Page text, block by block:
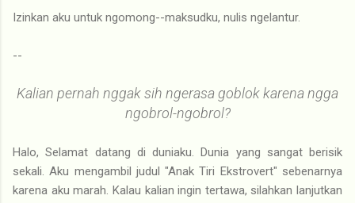
Izinkan aku untuk ngomong--maksudku, nulis ngelantur.
--
Kalian pernah nggak sih ngerasa goblok karena ngga
ngobrol-ngobrol?
Halo, Selamat datang di duniaku. Dunia yang sangat berisik
sekali. Aku mengambil judul "Anak Tiri Ekstrovert" sebenarnya
karena aku marah. Kalau kalian ingin tertawa, silahkan lanjutkan